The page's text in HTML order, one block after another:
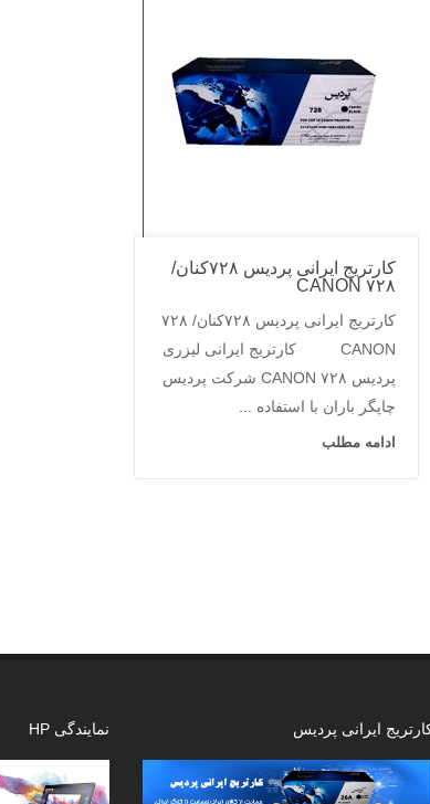
کارتریج ایرانی پردیس ۷۲۸کنان/
۷۲۸ CANON
کارتریج ایرانی پردیس ۷۲۸کنان/ ۷۲۸
CANON کارتریج ایرانی لیزری
پردیس ۷۲۸ CANON شرکت پردیس
چاپگر باران با استفاده ...
ادامه مطلب
ایرانی پردیس نمایندگی HP